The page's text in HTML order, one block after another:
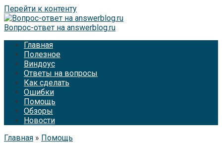
Перейти к контенту
Вопрос-ответ на answerblog.ru
Главная
Полезное
Виндоус
Ответы на вопросы
Как сделать
Ошибки
Помощь
Обзоры
Новости
Главная » Помощь